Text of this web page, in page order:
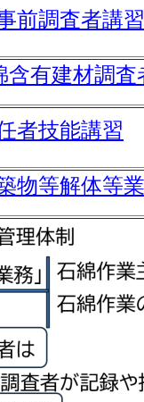
前調査者講習
含有建材調査
者技能講習
物等解体等